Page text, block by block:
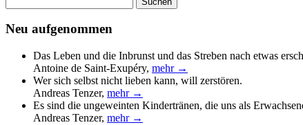
nach:
Neu aufgenommen
Das Leben und die Inbrunst und das Streben nach etwas
Antoine de Saint-Exupéry, mehr →
Wer sich selbst nicht lieben kann, will zerstören.
Andreas Tenzer, mehr →
Es sind die ungeweinten Kindertränen, die uns als
Andreas Tenzer, mehr →